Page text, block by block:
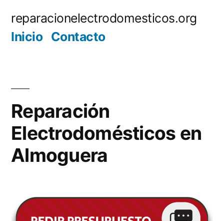
reparacionelectrodomesticos.org
Inicio Contacto
Reparación
Electrodomésticos en
Almoguera